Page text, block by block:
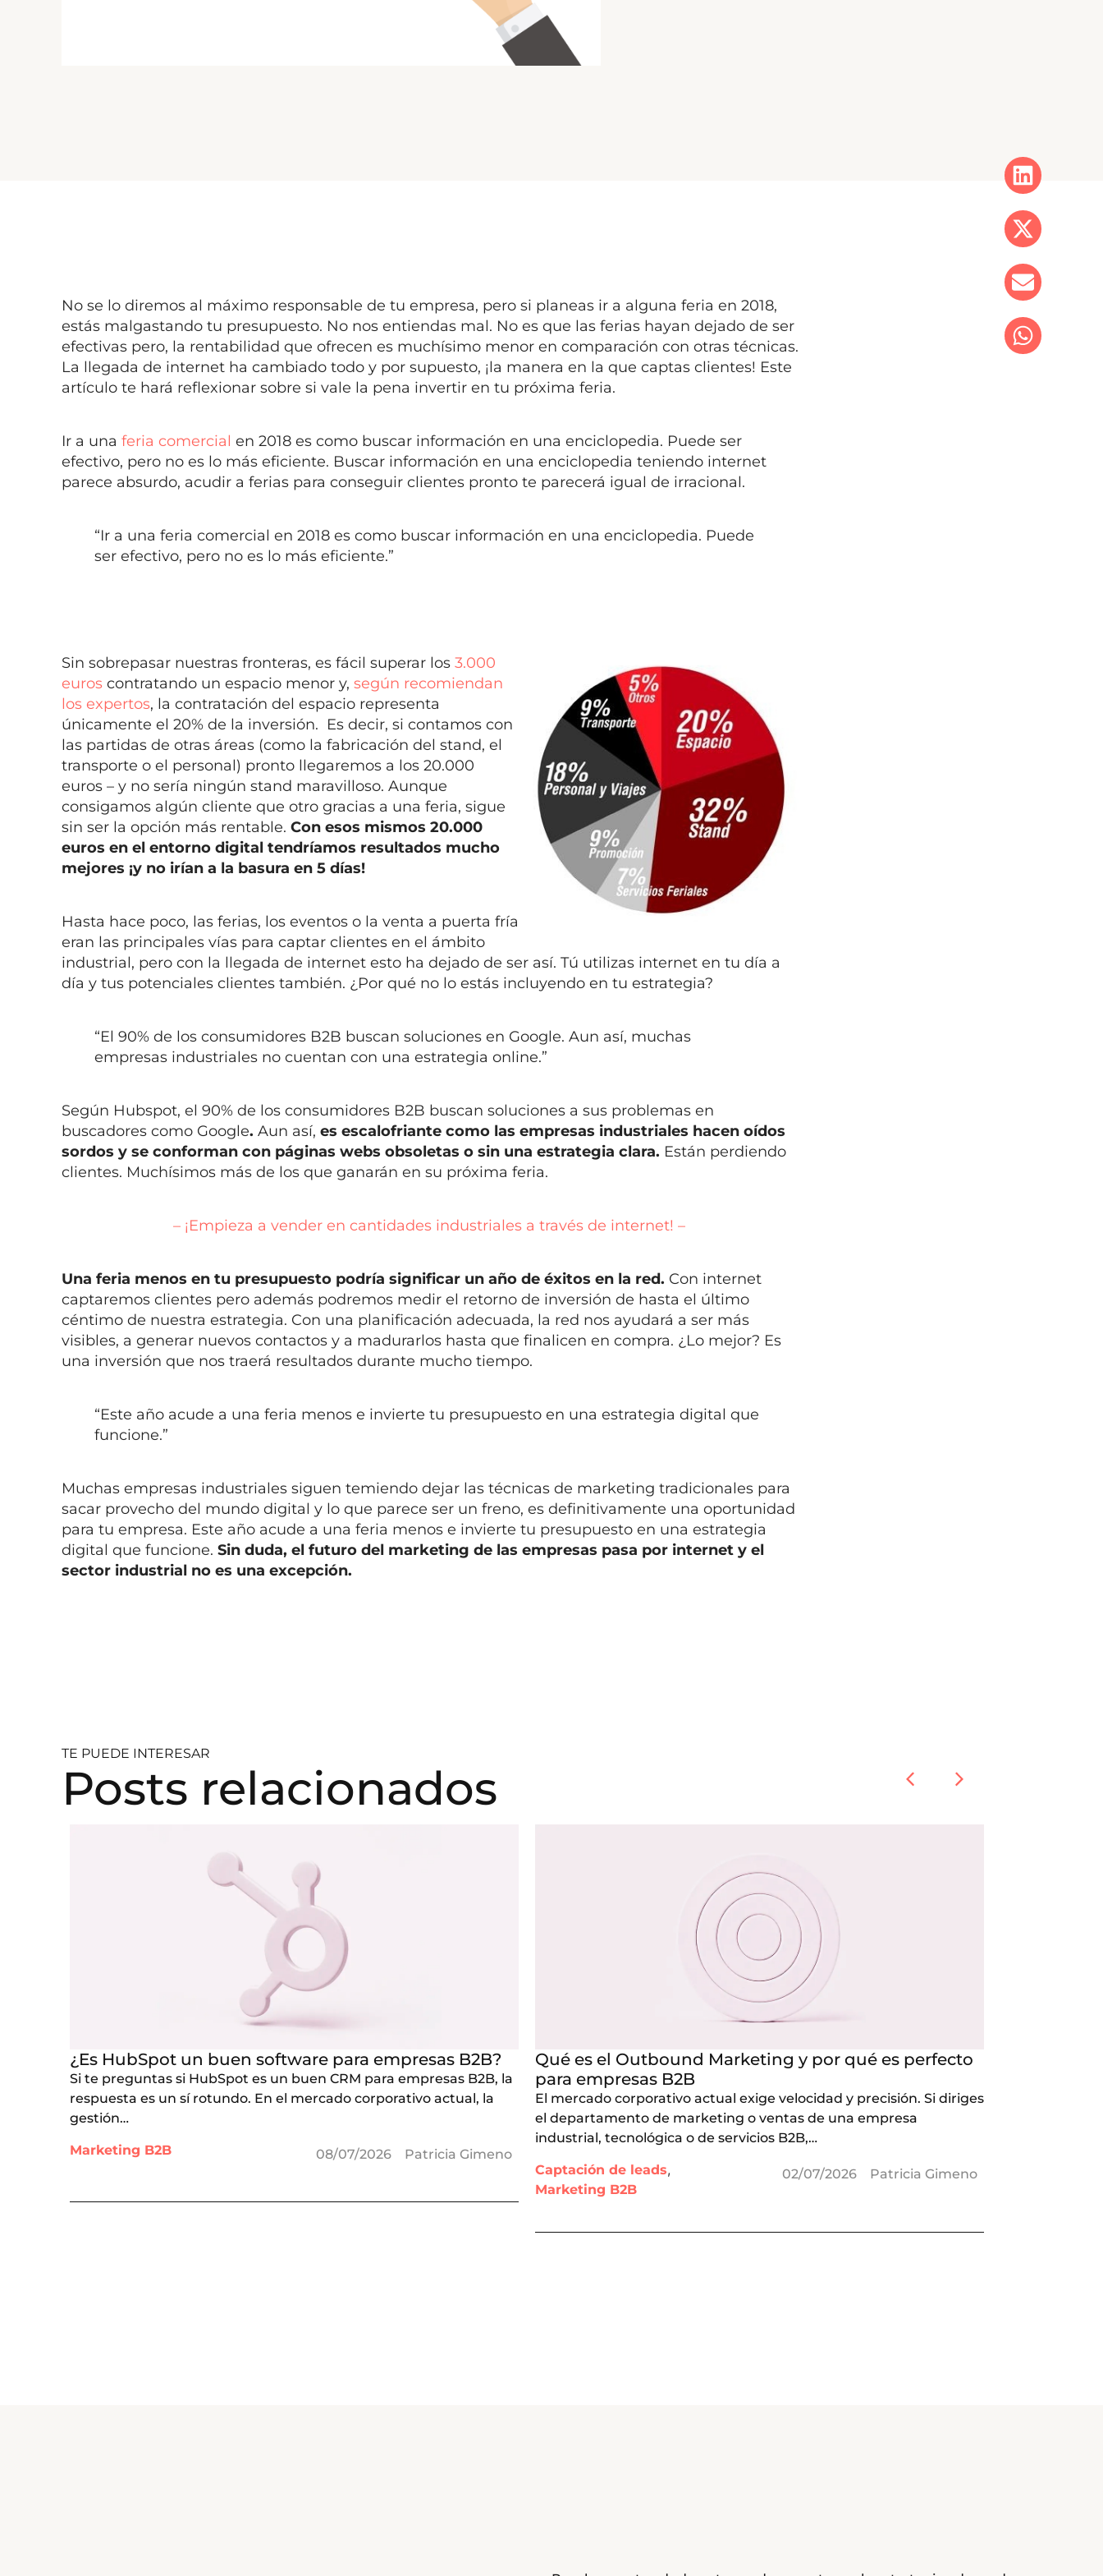
No se lo diremos al máximo responsable de tu empresa, pero si planeas ir a alguna feria en 2018,
estás malgastando tu presupuesto. No nos entiendas mal. No es que las ferias hayan dejado de ser
efectivas pero, la rentabilidad que ofrecen es muchísimo menor en comparación con otras técnicas.
La llegada de internet ha cambiado todo y por supuesto, ¡la manera en la que captas clientes! Este
artículo te hará reflexionar sobre si vale la pena invertir en tu próxima feria.
Ir a una feria comercial en 2018 es como buscar información en una enciclopedia. Puede ser
efectivo, pero no es lo más eficiente. Buscar información en una enciclopedia teniendo internet
parece absurdo, acudir a ferias para conseguir clientes pronto te parecerá igual de irracional.
“Ir a una feria comercial en 2018 es como buscar información en una enciclopedia. Puede
ser efectivo, pero no es lo más eficiente.”
Sin sobrepasar nuestras fronteras, es fácil superar los 3.000
euros contratando un espacio menor y, según recomiendan
los expertos, la contratación del espacio representa
únicamente el 20% de la inversión. Es decir, si contamos con
las partidas de otras áreas (como la fabricación del stand, el
transporte o el personal) pronto llegaremos a los 20.000
euros – y no sería ningún stand maravilloso. Aunque
consigamos algún cliente que otro gracias a una feria, sigue
sin ser la opción más rentable. Con esos mismos 20.000
euros en el entorno digital tendríamos resultados mucho
mejores ¡y no irían a la basura en 5 días!
Hasta hace poco, las ferias, los eventos o la venta a puerta fría
eran las principales vías para captar clientes en el ámbito
industrial, pero con la llegada de internet esto ha dejado de ser así. Tú utilizas internet en tu día a
día y tus potenciales clientes también. ¿Por qué no lo estás incluyendo en tu estrategia?
“El 90% de los consumidores B2B buscan soluciones en Google. Aun así, muchas
empresas industriales no cuentan con una estrategia online.”
Según Hubspot, el 90% de los consumidores B2B buscan soluciones a sus problemas en
buscadores como Google. Aun así, es escalofriante como las empresas industriales hacen oídos
sordos y se conforman con páginas webs obsoletas o sin una estrategia clara. Están perdiendo
clientes. Muchísimos más de los que ganarán en su próxima feria.
– ¡Empieza a vender en cantidades industriales a través de internet! –
Una feria menos en tu presupuesto podría significar un año de éxitos en la red. Con internet
captaremos clientes pero además podremos medir el retorno de inversión de hasta el último
céntimo de nuestra estrategia. Con una planificación adecuada, la red nos ayudará a ser más
visibles, a generar nuevos contactos y a madurarlos hasta que finalicen en compra. ¿Lo mejor? Es
una inversión que nos traerá resultados durante mucho tiempo.
“Este año acude a una feria menos e invierte tu presupuesto en una estrategia digital que
funcione.”
Muchas empresas industriales siguen temiendo dejar las técnicas de marketing tradicionales para
sacar provecho del mundo digital y lo que parece ser un freno, es definitivamente una oportunidad
para tu empresa. Este año acude a una feria menos e invierte tu presupuesto en una estrategia
digital que funcione. Sin duda, el futuro del marketing de las empresas pasa por internet y el
sector industrial no es una excepción.
TE PUEDE INTERESAR
Posts relacionados
¿Es HubSpot un buen software para empresas B2B?
Si te preguntas si HubSpot es un buen CRM para empresas B2B, la
respuesta es un sí rotundo. En el mercado corporativo actual, la
gestión…
Marketing B2B 08/07/2026 Patricia Gimeno
Qué es el Outbound Marketing y por qué es perfecto
para empresas B2B
El mercado corporativo actual exige velocidad y precisión. Si diriges
el departamento de marketing o ventas de una empresa
industrial, tecnológica o de servicios B2B,…
Captación de leads,
Marketing B2B
02/07/2026 Patricia Gimeno